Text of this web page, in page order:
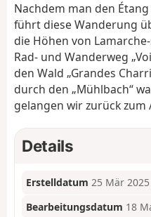
Nachdem man den
führt diese Wanderung
die Höhen von
Rad- und Wanderweg
den Wald „Grandes
durch den „Mühl­bach“
gelangen wir zurück zum
Details
Erstelldatum 25 Mär 2025
Bearbeitungsdatum 18